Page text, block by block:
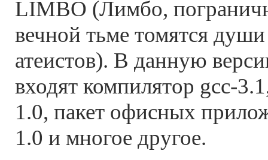
LIMBO (Лимбо,
вечной тьме томятся
атеистов). В данную
входят компилятор gcc-
1.0, пакет офисных
1.0 и многое другое.